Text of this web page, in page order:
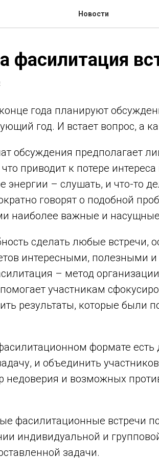
Новости
фасилитация
года планируют
год. И встает вопрос, а
обсуждения предполагает
приводит к потере
энергии – слушать, и что-то
говорят о подобной
наиболее важные и
сделать любые встречи,
интересными, полезными
– метод
участникам
результаты, которые были
формате есть
и объединить
недоверия и возможных
фасилитационные встречи
индивидуальной и
задачи.